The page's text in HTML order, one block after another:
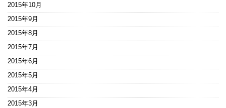
2015年10月
2015年9月
2015年8月
2015年7月
2015年6月
2015年5月
2015年4月
2015年3月